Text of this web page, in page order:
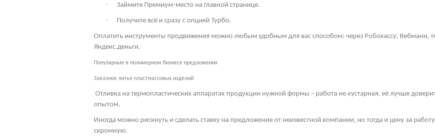
· Займите Премиум-место на главной странице.
· Получите всё и сразу с опцией Турбо.
Оплатить инструменты продвижения можно любым удобным для вас способом: через Робокассу, Вебмани,
Яндекс.деньги.
Популярные в полимерном бизнесе предложения
Заказное литье пластмассовых изделий
Отливка на термопластических аппаратах продукции нужной формы – работа не кустарная, её лучше
опытом.
Иногда можно рискнуть и сделать ставку на предложение от неизвестной компании, но тогда и цену за
скромную.